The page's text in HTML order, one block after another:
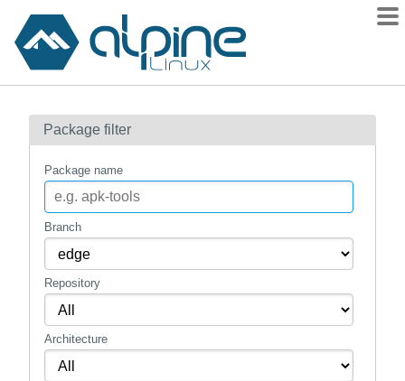
Contents
How to flag
mirrors
gitlab
Package filter
Package name
Branch
Repository
Architecture